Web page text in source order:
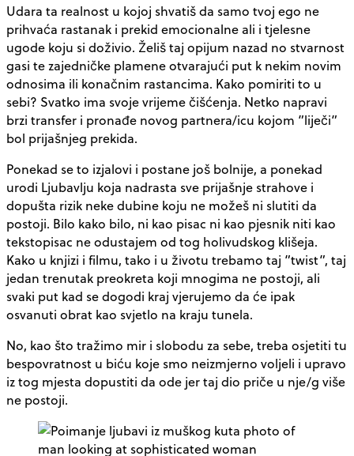
Udara ta realnost u kojoj shvatiš da samo tvoj ego ne
prihvaća rastanak i prekid emocionalne ali i tjelesne
ugode koju si doživio. Želiš taj opijum nazad no stvarnost
gasi te zajedničke plamene otvarajući put k nekim novim
odnosima ili konačnim rastancima. Kako pomiriti to u
sebi? Svatko ima svoje vrijeme čišćenja. Netko napravi
brzi transfer i pronađe novog partnera/icu kojom ”liječi”
bol prijašnjeg prekida.
Ponekad se to izjalovi i postane još bolnije, a ponekad
urodi Ljubavlju koja nadrasta sve prijašnje strahove i
dopušta rizik neke dubine koju ne možeš ni slutiti da
postoji. Bilo kako bilo, ni kao pisac ni kao pjesnik niti kao
tekstopisac ne odustajem od tog holivudskog klišeja.
Kako u knjizi i filmu, tako i u životu trebamo taj ”twist”, taj
jedan trenutak preokreta koji mnogima ne postoji, ali
svaki put kad se dogodi kraj vjerujemo da će ipak
osvanuti obrat kao svjetlo na kraju tunela.
No, kao što tražimo mir i slobodu za sebe, treba osjetiti tu
bespovratnost u biću koje smo neizmjerno voljeli i upravo
iz tog mjesta dopustiti da ode jer taj dio priče u nje/g više
ne postoji.